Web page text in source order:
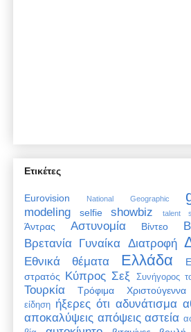
Ετικέτες
Eurovision National Geographic
modeling selfie showbiz talent
Άντρας
Αστυνομία Βίντεο
Βρετανία Γυναίκα Διατροφή
Εθνικά θέματα Ελλάδα
στρατός Κύπρος Σεξ Συνήγορος
Τουρκία Τρόφιμα Χριστούγεννα
είδηση ήξερες ότι αδυνάτισμα
αποκαλύψεις απόψεις αστεία